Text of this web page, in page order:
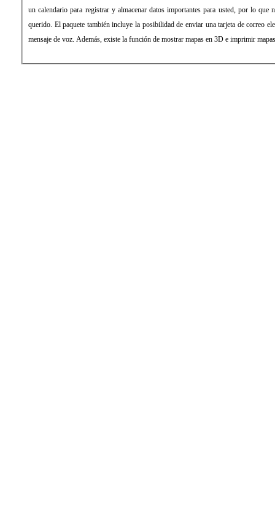
un calendario para registrar y almacenar datos importantes para usted, por lo que
querido. El paquete también incluye la posibilidad de enviar una tarjeta de correo
mensaje de voz. Además, existe la función de mostrar mapas en 3D e imprimir